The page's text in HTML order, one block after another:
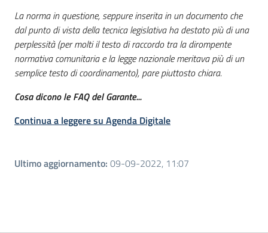
La norma in questione, seppure inserita in un documento che
dal punto di vista della tecnica legislativa ha destato più di una
perplessità (per molti il testo di raccordo tra la dirompente
normativa comunitaria e la legge nazionale meritava più di un
semplice testo di coordinamento), pare piuttosto chiara.
Cosa dicono le FAQ del Garante...
Continua a leggere su Agenda Digitale
Ultimo aggiornamento: 09-09-2022, 11:07